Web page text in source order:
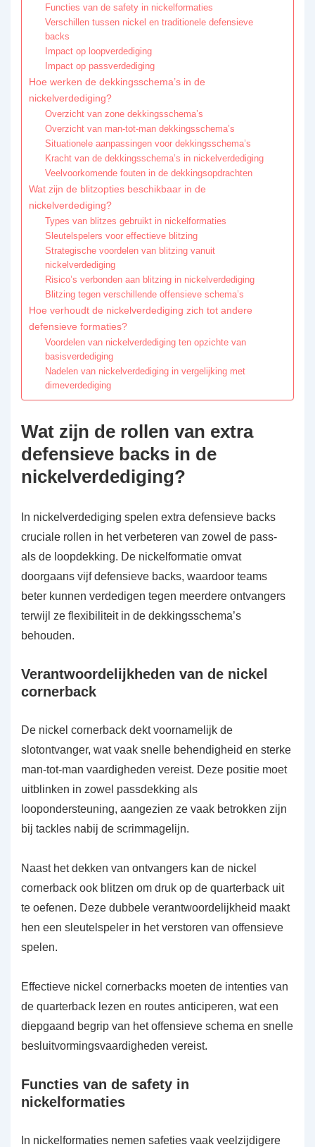
Functies van de safety in nickelformaties
Verschillen tussen nickel en traditionele defensieve
backs
Impact op loopverdediging
Impact op passverdediging
Hoe werken de dekkingsschema’s in de
nickelverdediging?
Overzicht van zone dekkingsschema’s
Overzicht van man-tot-man dekkingsschema’s
Situationele aanpassingen voor dekkingsschema’s
Kracht van de dekkingsschema’s in nickelverdediging
Veelvoorkomende fouten in de dekkingsopdrachten
Wat zijn de blitzopties beschikbaar in de
nickelverdediging?
Types van blitzes gebruikt in nickelformaties
Sleutelspelers voor effectieve blitzing
Strategische voordelen van blitzing vanuit
nickelverdediging
Risico’s verbonden aan blitzing in nickelverdediging
Blitzing tegen verschillende offensieve schema’s
Hoe verhoudt de nickelverdediging zich tot andere
defensieve formaties?
Voordelen van nickelverdediging ten opzichte van
basisverdediging
Nadelen van nickelverdediging in vergelijking met
dimeverdediging
Wat zijn de rollen van extra
defensieve backs in de
nickelverdediging?
In nickelverdediging spelen extra defensieve backs
cruciale rollen in het verbeteren van zowel de pass-
als de loopdekking. De nickelformatie omvat
doorgaans vijf defensieve backs, waardoor teams
beter kunnen verdedigen tegen meerdere ontvangers
terwijl ze flexibiliteit in de dekkingsschema’s
behouden.
Verantwoordelijkheden van de nickel
cornerback
De nickel cornerback dekt voornamelijk de
slotontvanger, wat vaak snelle behendigheid en sterke
man-tot-man vaardigheden vereist. Deze positie moet
uitblinken in zowel passdekking als
loopondersteuning, aangezien ze vaak betrokken zijn
bij tackles nabij de scrimmagelijn.
Naast het dekken van ontvangers kan de nickel
cornerback ook blitzen om druk op de quarterback uit
te oefenen. Deze dubbele verantwoordelijkheid maakt
hen een sleutelspeler in het verstoren van offensieve
spelen.
Effectieve nickel cornerbacks moeten de intenties van
de quarterback lezen en routes anticiperen, wat een
diepgaand begrip van het offensieve schema en snelle
besluitvormingsvaardigheden vereist.
Functies van de safety in
nickelformaties
In nickelformaties nemen safeties vaak veelzijdigere